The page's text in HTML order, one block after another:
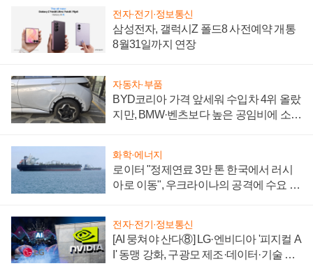
전자·전기·정보통신
삼성전자, 갤럭시Z 폴드8 사전예약 개통
8월31일까지 연장
자동차·부품
BYD코리아 가격 앞세워 수입차 4위 올랐
지만, BMW·벤츠보다 높은 공임비에 소비
화학·에너지
로이터 "정제연료 3만 톤 한국에서 러시
아로 이동", 우크라이나의 공격에 수요 늘
전자·전기·정보통신
[AI 뭉쳐야 산다⑧] LG·엔비디아 '피지컬 A
I' 동맹 강화, 구광모 제조·데이터·기술 결